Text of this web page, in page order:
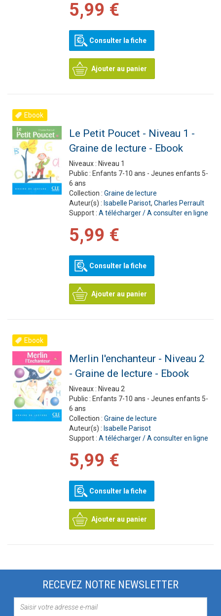
5,99 €
Consulter la fiche
Ajouter au panier
Ebook
Le Petit Poucet - Niveau 1 -
Graine de lecture - Ebook
Niveaux : Niveau 1
Public : Enfants 7-10 ans - Jeunes enfants 5-
6 ans
Collection : Graine de lecture
Auteur(s) : Isabelle Parisot, Charles Perrault
Support : A télécharger / A consulter en ligne
5,99 €
Consulter la fiche
Ajouter au panier
Ebook
Merlin l'enchanteur - Niveau 2
- Graine de lecture - Ebook
Niveaux : Niveau 2
Public : Enfants 7-10 ans - Jeunes enfants 5-
6 ans
Collection : Graine de lecture
Auteur(s) : Isabelle Parisot
Support : A télécharger / A consulter en ligne
5,99 €
Consulter la fiche
Ajouter au panier
RECEVEZ NOTRE NEWSLETTER